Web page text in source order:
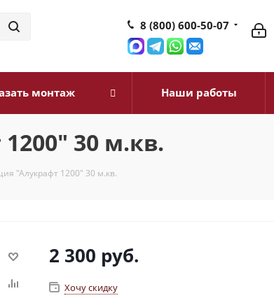
8 (800) 600-50-07
монтаж Наши работы
30 м.кв.
"Алукрафт 1200" 30 м.кв.
2 300 руб.
Хочу скидку